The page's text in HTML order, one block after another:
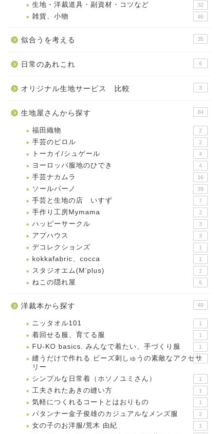
生地・洋裁道具・副資材・コツなど 32
雑貨、小物 46
似合うを考える 35
日常のあれこれ 6
オリジナル生地サービス 比較 3
生地屋さんから探す 84
福田織物 2
手芸のピロル 2
トーカイ/シュゲール 4
ヨーロッパ服地のひでき 4
手芸ナカムラ 16
ソールパーノ 39
手芸と生地の店 いすず 7
手作り工房Mymama 2
ハッピーサークル 3
アプハウス 3
デコレクションズ 1
kokkafabric、cocca 1
スタジオエム(M’plus) 2
ねこの隠れ屋 6
洋裁本から探す 49
ニッタオル101 1
着回せる服、育てる服 1
FU-KO basics. みんなで着たい、手づくり服 1
縫うだけで作れる ビーズ刺しゅうの素敵なアクセサ
リー
1
シンプルな日常着（ホソノユミさん） 1
工夫されたあきの縫い方 1
気軽につくれるコートとはおりもの 1
パタンナー金子俊雄のカジュアルなメンズ服 2
女の子のお洋服/荒木 由紀 1